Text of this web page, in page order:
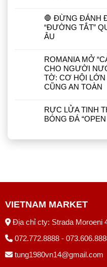
🛑 ĐỪNG ĐÁNH
“ĐƯỜNG TẮT”
ÂU
ROMANIA MỞ
CHO NGƯỜI
TỜ: CƠ HỘI
CŨNG AN TOÀN
RỰC LỬA TINH
BÓNG ĐÁ
VIETNAM MARKET
Địa chỉ cty: Strada Moroeni
072.772.8888 -
tung1980vn14@gmail.com